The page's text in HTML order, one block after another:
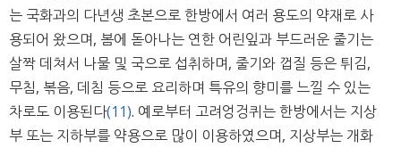
는 국화과의 다년생 초본으로 한방에서 여러 용도의 약재로 사
용되어 왔으며, 봄에 돋아나는 연한 어린잎과 부드러운 줄기는
살짝 데쳐서 나물 및 국으로 섭취하며, 줄기와 껍질 등은 튀김,
무침, 볶음, 데침 등으로 요리하며 특유의 향미를 느낄 수 있는
차로도 이용된다(11). 예로부터 고려엉겅퀴는 한방에서는 지상
부 또는 지하부를 약용으로 많이 이용하였으며, 지상부는 개화